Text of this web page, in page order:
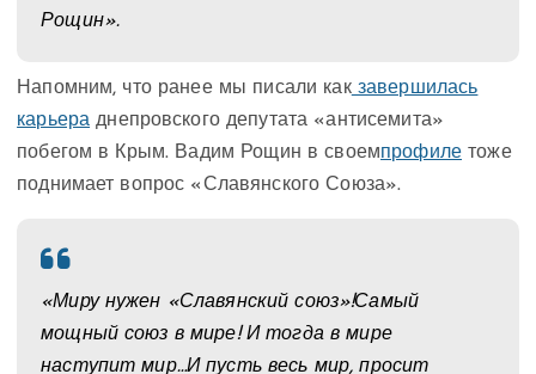
Рощин».
Напомним, что ранее мы писали какзавершилась
карьера днепровского депутата «антисемита»
побегом в Крым. Вадим Рощин в своемпрофиле тоже
поднимает вопрос «Славянского Союза».
«Миру нужен «Славянский союз»!Самый
мощный союз в мире! И тогда в мире
наступит мир…И пусть весь мир, просит